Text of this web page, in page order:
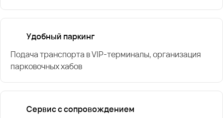
Удобный паркинг
Подача транспорта в VIP-терминалы, организация
парковочных хабов
Сервис с сопровождением